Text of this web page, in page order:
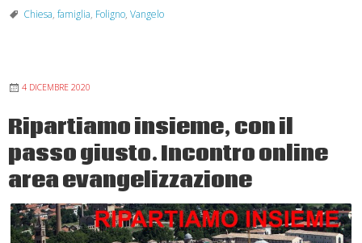
2026
14,15-
21
Chiesa, famiglia, Foligno, Vangelo
4 DICEMBRE 2020
Ripartiamo insieme, con il
passo giusto. Incontro online
area evangelizzazione